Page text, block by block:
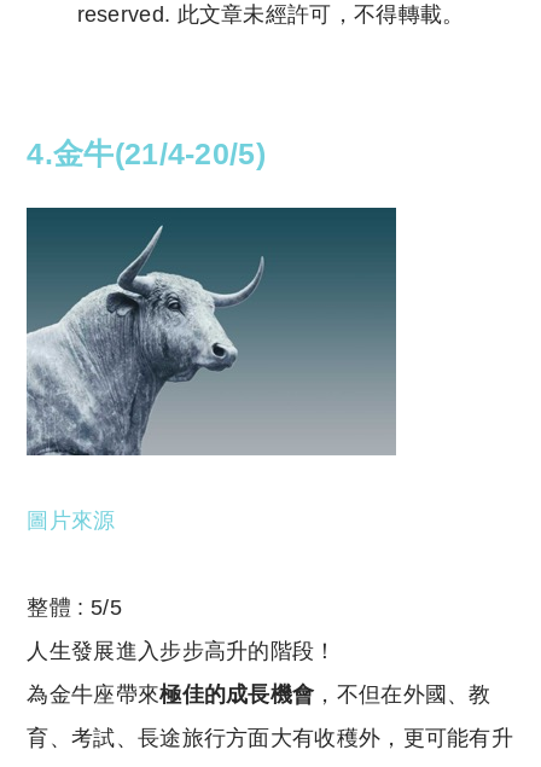
reserved. 此文章未經許可，不得轉載。
4.金牛(21/4-20/5)
圖片來源
整體 : 5/5
人生發展進入步步高升的階段！
為金牛座帶來極佳的成長機會 ，不但在外國、教
育、考試、長途旅行方面大有收穫外，更可能有升